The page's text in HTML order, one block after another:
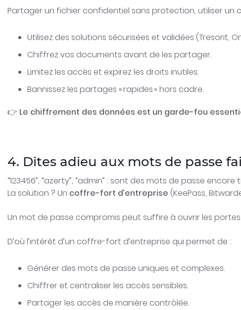
Partager un fichier confidentiel sans protection, utiliser un
Utilisez des solutions sécurisées et validées (Tresorit,
Chiffrez vos documents avant de les partager.
Limitez les accès et expirez les droits inutiles.
Bannissez les partages « rapides » hors cadre.
👉 Le chiffrement des données est un garde-fou
4. Dites adieu aux mots de passe
“123456”, “azerty”, “admin” : sont des mots de passe
La solution ? Un coffre-fort d’entreprise (KeePass,
Un mot de passe compromis peut suffire à ouvrir les
D’où l’intérêt d’un coffre-fort d’entreprise qui permet de :
Générer des mots de passe uniques et complexes.
Chiffrer et centraliser les accès sensibles.
Partager les accès de manière contrôlée.